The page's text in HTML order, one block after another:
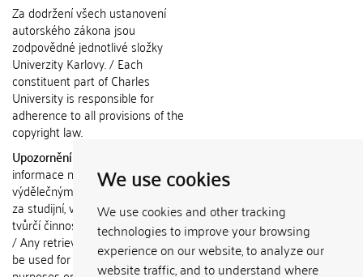
We use cookies
We use cookies and other tracking
technologies to improve your browsing
experience on our website, to analyze our
website traffic, and to understand where
Za dodržení všech ustanovení
autorského zákona jsou
zodpovědné jednotlivé složky
Univerzity Karlovy. / Each
constituent part of Charles
University is responsible for
adherence to all provisions of the
copyright law.
Upozornění / Notice:
informace nemohou být použity k
výdělečným účelům nebo vydávány
za studijní, vědeckou nebo jinou
tvůrčí činnost jiné osoby než autora.
/ Any retrieved information shall not
be used for any commercial